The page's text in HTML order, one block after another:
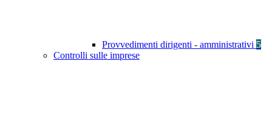
Provvedimenti dirigenti - amministrativi 5
Controlli sulle imprese